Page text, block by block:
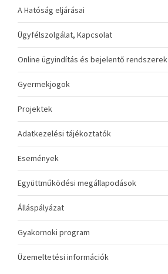
A Hatóság eljárásai
Ügyfélszolgálat, Kapcsolat
Online ügyindítás és bejelentő rendszerek
Gyermekjogok
Projektek
Adatkezelési tájékoztatók
Események
Együttműködési megállapodások
Álláspályázat
Gyakornoki program
Üzemeltetési információk